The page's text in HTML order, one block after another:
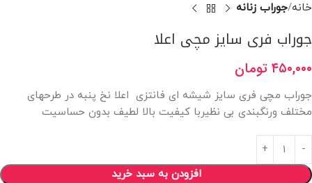
خانه جوراب زنانه
جوراب فری سایز مچی اعلا
۴۵۰,۰۰۰ تومان
جوراب مچی فری سایز شیشه ای فانتزی اعلا نخ پنبه در طرحهای
مختلف ورنگبندی بی نظیربا کیفیت بالا لطیف بدون حساسیت
افزودن به سبد خرید